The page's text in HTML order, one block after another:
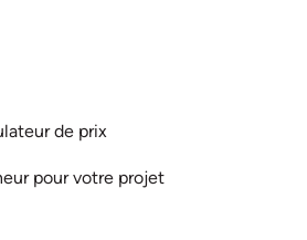
de prix
pour votre projet